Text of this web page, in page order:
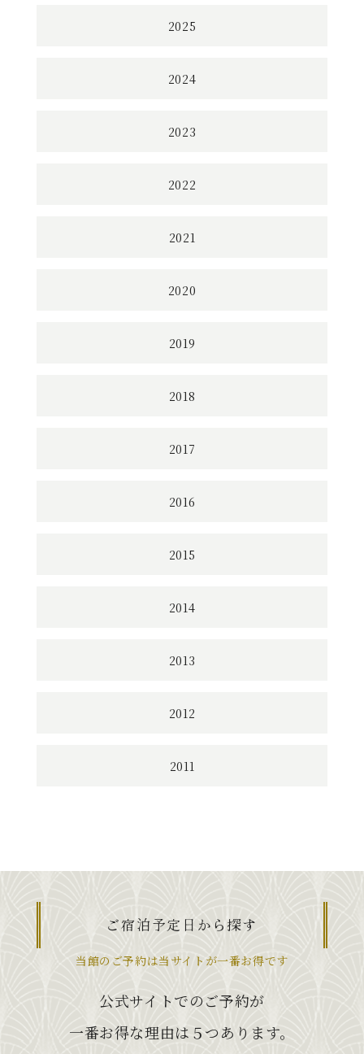
2025
2024
2023
2022
2021
2020
2019
2018
2017
2016
2015
2014
2013
2012
2011
ご宿泊予定日から探す
当館のご予約は当サイトが一番お得です
公式サイトでのご予約が
一番お得な理由は５つあります。